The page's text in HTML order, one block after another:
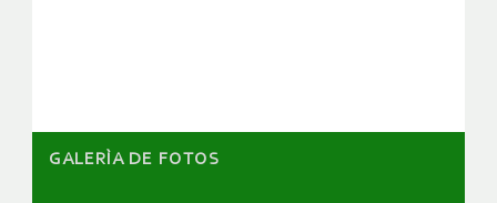
GALERÌA DE FOTOS